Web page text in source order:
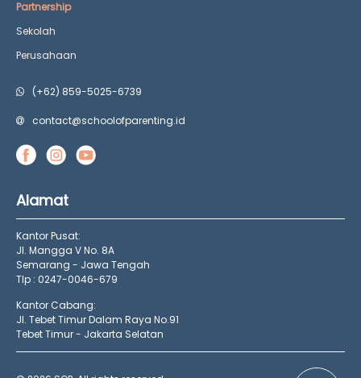
Partnership
Sekolah
Perusahaan
(+62) 859-5025-6739
contact@schoolofparenting.id
Alamat
Kantor Pusat:
Jl. Mangga V No. 8A
Semarang - Jawa Tengah
Tlp : 0247-0046-679
Kantor Cabang:
Jl. Tebet Timur Dalam Raya No.91
Tebet Timur - Jakarta Selatan